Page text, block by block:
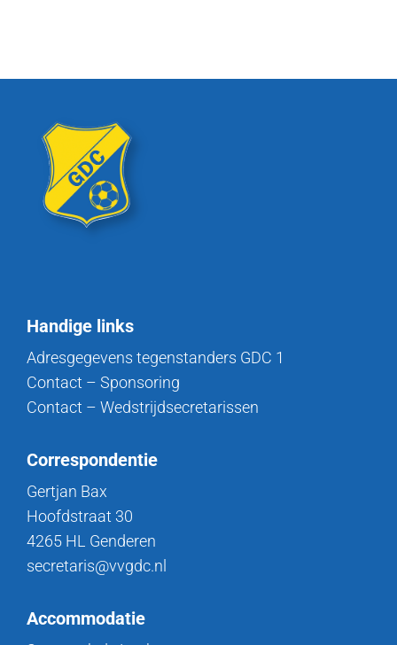
Handige links
Adresgegevens tegenstanders GDC 1
Contact – Sponsoring
Contact – Wedstrijdsecretarissen
Correspondentie
Gertjan Bax
Hoofdstraat 30
4265 HL Genderen
secretaris@vvgdc.nl
Accommodatie